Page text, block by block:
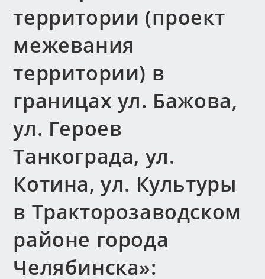
территории (проект
межевания
территории) в
границах ул. Бажова,
ул. Героев
Танкограда, ул.
Котина, ул. Культуры
в Тракторозаводском
районе города
Челябинска»: